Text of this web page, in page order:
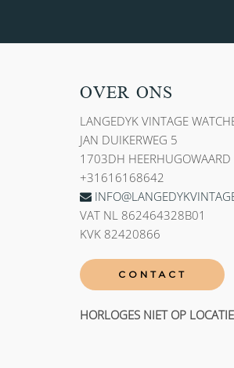
OVER ONS
LANGEDYK VINTAGE
JAN DUIKERWEG 5
1703DH HEERHUGOWAARD
+31616168642
VAT NL 862464328B01
KVK 82420866
CONTACT
HORLOGES NIET OP